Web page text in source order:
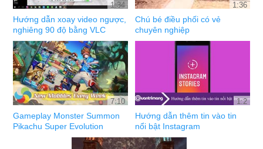
1:34
Hướng dẫn xoay video ngược,
nghiêng 90 độ bằng VLC
1:36
Chú bé điều phối có vẻ
chuyên nghiệp
7:10
Gameplay Monster Summon
Pikachu Super Evolution
1:2
Hướng dẫn thêm tin vào tin
nổi bật Instagram